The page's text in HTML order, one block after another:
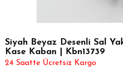
Siyah Beyaz Desenli Sal
Kase Kaban | Kbn13739
24 Saatte Ücretsiz Kargo